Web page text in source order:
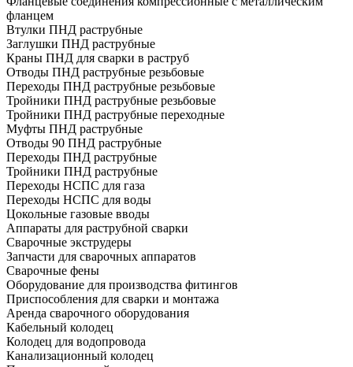
фланцем
Втулки ПНД раструбные
Заглушки ПНД раструбные
Краны ПНД для сварки в раструб
Отводы ПНД раструбные резьбовые
Переходы ПНД раструбные резьбовые
Тройники ПНД раструбные резьбовые
Тройники ПНД раструбные переходные
Муфты ПНД раструбные
Отводы 90 ПНД раструбные
Переходы ПНД раструбные
Тройники ПНД раструбные
Переходы НСПС для газа
Переходы НСПС для воды
Цокольные газовые вводы
Аппараты для раструбной сварки
Сварочные экструдеры
Запчасти для сварочных аппаратов
Сварочные фены
Оборудование для производства фитингов
Приспособления для сварки и монтажа
Аренда сварочного оборудования
Кабельный колодец
Колодец для водопровода
Канализационный колодец